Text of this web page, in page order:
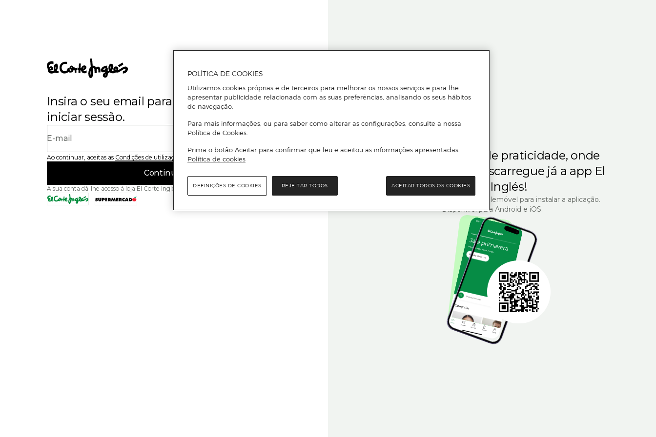
Insira o seu email para se registar ou
iniciar sessão.
E-mail
Ao continuar, aceitas as Condições de utilização do site
Continuar
A sua conta dá-lhe acesso à loja El Corte Inglés e ao Supermercado El Corte Inglés.
Para quem gosta de praticidade, onde
Descarregue já a app El
Corte Inglés!
Leia o código QR com o seu telemóvel para instalar a aplicação.
Disponível para Android e iOS.
POLÍTICA DE COOKIES
Utilizamos cookies próprias e de terceiros para melhorar os nossos serviços e para lhe
apresentar publicidade relacionada com as suas preferências, analisando os seus hábitos
de navegação.
Para mais informações, ou para saber como alterar as configurações, consulte a nossa
Política de Cookies.
Prima o botão Aceitar para confirmar que leu e aceitou as informações apresentadas.
Política de cookies
REJEITAR TODOS ACEITAR TODOS OS COOKIES
DEFINIÇÕES DE COOKIES